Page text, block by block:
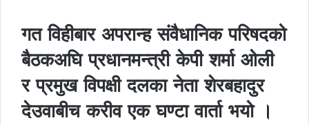
गत विहीबार अपरान्ह संवैधानिक परिषदको
बैठकअघि प्रधानमन्त्री केपी शर्मा ओली
र प्रमुख विपक्षी दलका नेता शेरबहादुर
देउवाबीच करीव एक घण्टा वार्ता भयो ।